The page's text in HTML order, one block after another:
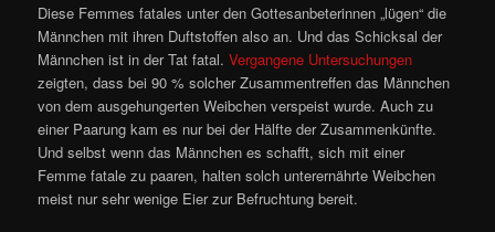
Diese Femmes fatales unter den Gottesanbeterinnen „lügen“ die
Männchen mit ihren Duftstoffen also an. Und das Schicksal der
Männchen ist in der Tat fatal.Vergangene Untersuchungen
zeigten, dass bei 90 % solcher Zusammentreffen das Männchen
von dem ausgehungerten Weibchen verspeist wurde. Auch zu
einer Paarung kam es nur bei der Hälfte der Zusammenkünfte.
Und selbst wenn das Männchen es schafft, sich mit einer
Femme fatale zu paaren, halten solch unterernährte Weibchen
meist nur sehr wenige Eier zur Befruchtung bereit.